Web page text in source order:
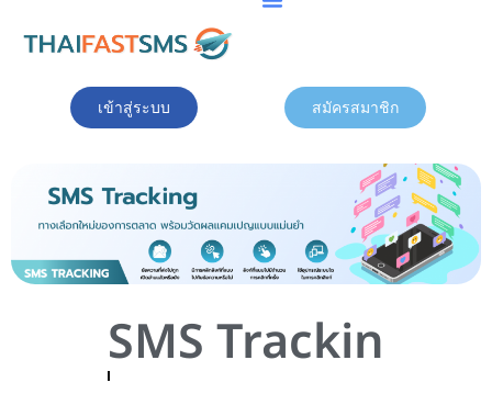
Skip
content
เข้าสู่ระบบ สมัครสมาชิก
SMS Tracking